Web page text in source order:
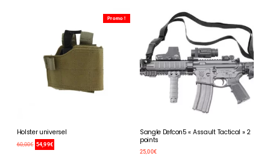
Promo !
Holster universel
60,00€ 54,99€
Sangle Defcon5 « Assault Tactical » 2
points
25,00€